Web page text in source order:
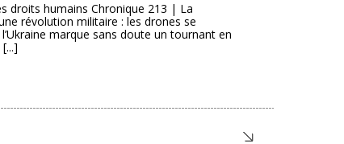
droits humains Chronique 213 | La
révolution militaire : les drones se
marque sans doute un tournant en